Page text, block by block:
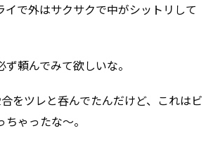
イで外はサクサクで中がシットリして
ず頼んでみて欲しいな。
をツレと呑んでたんだけど、これはビ
ちゃったな～。